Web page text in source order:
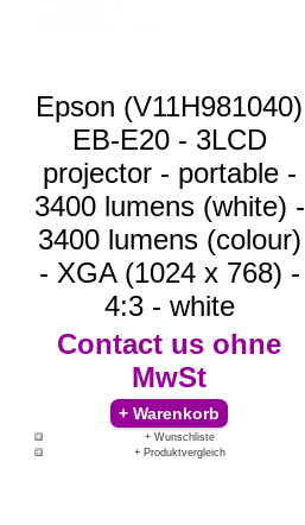
Epson (V11H981040)
EB-E20 - 3LCD
projector - portable -
3400 lumens (white) -
3400 lumens (colour)
- XGA (1024 x 768) -
4:3 - white
Contact us ohne
MwSt
+ Wunschliste
+ Produktvergleich